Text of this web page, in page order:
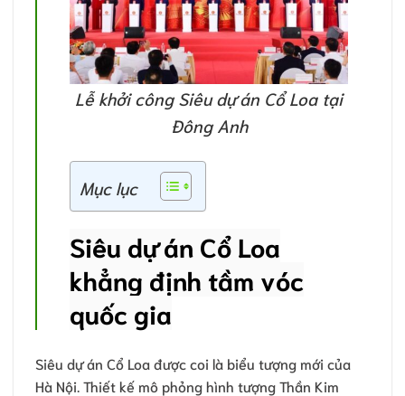
Lễ khởi công Siêu dự án Cổ Loa tại
Đông Anh
Mục lục
Siêu dự án Cổ Loa
khẳng định tầm vóc
quốc gia
Siêu dự án Cổ Loa được coi là biểu tượng mới của
Hà Nội. Thiết kế mô phỏng hình tượng Thần Kim